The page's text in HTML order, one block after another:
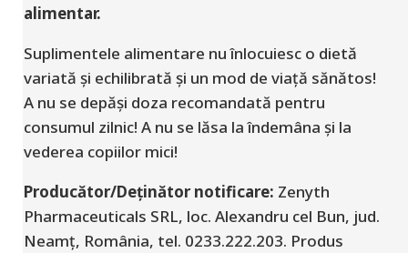
alimentar.
Suplimentele alimentare nu înlocuiesc o dietă
variată și echilibrată și un mod de viață sănătos!
A nu se depăși doza recomandată pentru
consumul zilnic! A nu se lăsa la îndemâna și la
vederea copiilor mici!
Producător/Deținător notificare: Zenyth
Pharmaceuticals SRL, loc. Alexandru cel Bun, jud.
Neamț, România, tel. 0233.222.203. Produs